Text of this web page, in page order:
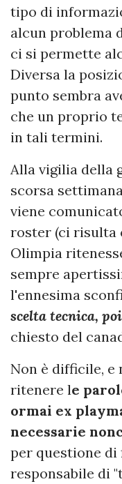
tipo di
alcun problema
ci si permette
Diversa la
punto sembra
che un proprio
in tali termini.
Alla vigilia della
scorsa
viene
roster (ci risulta
Olimpia
sempre
l'ennesima
scelta tecnica,
chiesto del
Non è difficile, e
ritenere le
ormai ex
necessarie
per questione di
responsabile di